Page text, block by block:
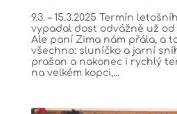
9.3. – 15.3.2025 Termín
vypadal dost odvážně už od
Ale paní Zima nám přála, a
všechno: sluníčko a jarní
prašan a nakonec i rychlý
na velkém kopci,...